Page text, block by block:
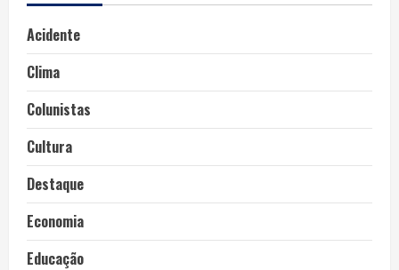
Acidente
Clima
Colunistas
Cultura
Destaque
Economia
Educação